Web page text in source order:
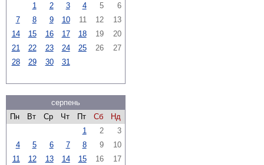
1
2 3 4 5
6
7
8 9 10 11 12
13
14
15 16 17 18 19
20
21
22 23 24 25 26
27
28
29 30 31
серпень
Пн
Вт Ср Чт Пт Сб
Нд
1
2
3
4
5 6 7 8 9
10
11
12 13 14 15 16 17